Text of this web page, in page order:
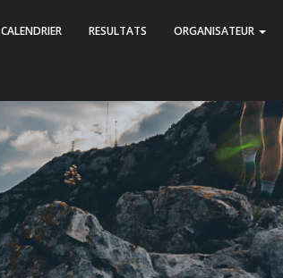
CALENDRIER RESULTATS ORGANISATEUR